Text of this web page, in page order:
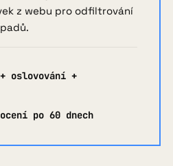
z webu pro odfiltrování
oslovování +
po 60 dnech